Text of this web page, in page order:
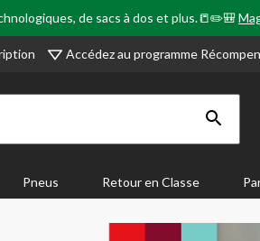
de sacs à dos et plus.📒✏️🎒
Accédez au programme
Pneus Retour en Classe